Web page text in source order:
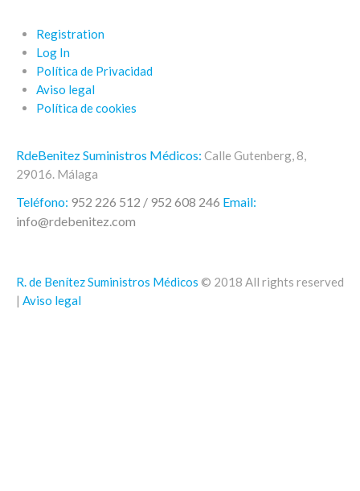
Registration
Log In
Política de Privacidad
Aviso legal
Política de cookies
RdeBenitez Suministros Médicos: Calle Gutenberg, 8,
29016. Málaga
Teléfono: 952 226 512 / 952 608 246 Email:
info@rdebenitez.com
R. de Benítez Suministros Médicos © 2018 All rights reserved
| Aviso legal